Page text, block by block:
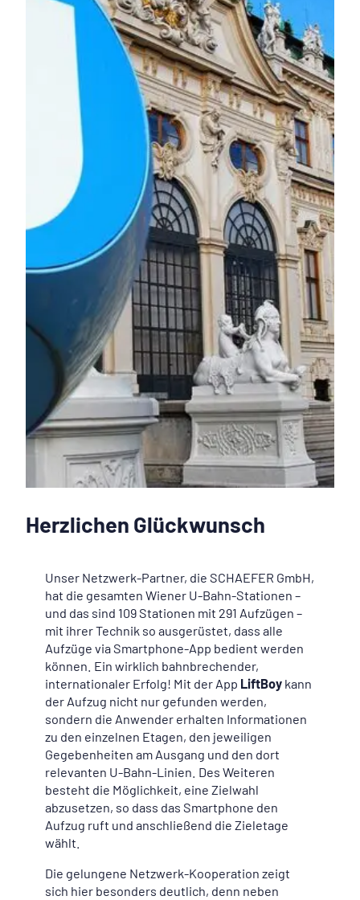
Herzlichen Glückwunsch
Unser Netzwerk-Partner, die SCHAEFER GmbH,
hat die gesamten Wiener U-Bahn-Stationen –
und das sind 109 Stationen mit 291 Aufzügen –
mit ihrer Technik so ausgerüstet, dass alle
Aufzüge via Smartphone-App bedient werden
können. Ein wirklich bahnbrechender,
internationaler Erfolg! Mit der App LiftBoy kann
der Aufzug nicht nur gefunden werden,
sondern die Anwender erhalten Informationen
zu den einzelnen Etagen, den jeweiligen
Gegebenheiten am Ausgang und den dort
relevanten U-Bahn-Linien. Des Weiteren
besteht die Möglichkeit, eine Zielwahl
abzusetzen, so dass das Smartphone den
Aufzug ruft und anschließend die Zieletage
wählt.
Die gelungene Netzwerk-Kooperation zeigt
sich hier besonders deutlich, denn neben